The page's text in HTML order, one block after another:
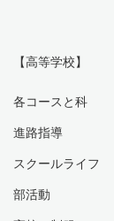
【高等学校】
各コースと科
進路指導
スクールライフ
部活動